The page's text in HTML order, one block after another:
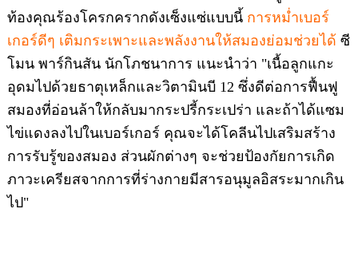
ท้องคุณร้องโครกครากดังเซ็งแซ่แบบนี้ การหม่ำเบอร์
เกอร์ดีๆ เติมกระเพาะและพลังงานให้สมองย่อมช่วยได้ ซี
โมน พาร์กินสัน นักโภชนาการ แนะนำว่า "เนื้อลูกแกะ
อุดมไปด้วยธาตุเหล็กและวิตามินบี 12 ซึ่งดีต่อการฟื้นฟู
สมองที่อ่อนล้าให้กลับมากระปรี้กระเปร่า และถ้าได้แซม
ไข่แดงลงไปในเบอร์เกอร์ คุณจะได้โคลีนไปเสริมสร้าง
การรับรู้ของสมอง ส่วนผักต่างๆ จะช่วยป้องกัยการเกิด
ภาวะเครียสจากการที่ร่างกายมีสารอนุมูลอิสระมากเกิน
ไป"